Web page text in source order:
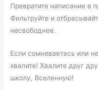
Превратите написание в
Фильтруйте и
несвободнее.
Если сомневаетесь или
хвалите! Хвалите друг
школу, Вселенную!